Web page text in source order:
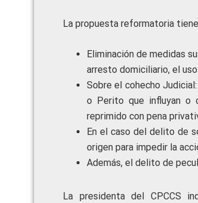
La propuesta reformatoria
Eliminación de medidas
arresto domiciliario, el
Sobre el cohecho
o Perito que influyan o
reprimido con pena
En el caso del delito de
origen para impedir la
Además, el delito de
La presidenta del CPCCS